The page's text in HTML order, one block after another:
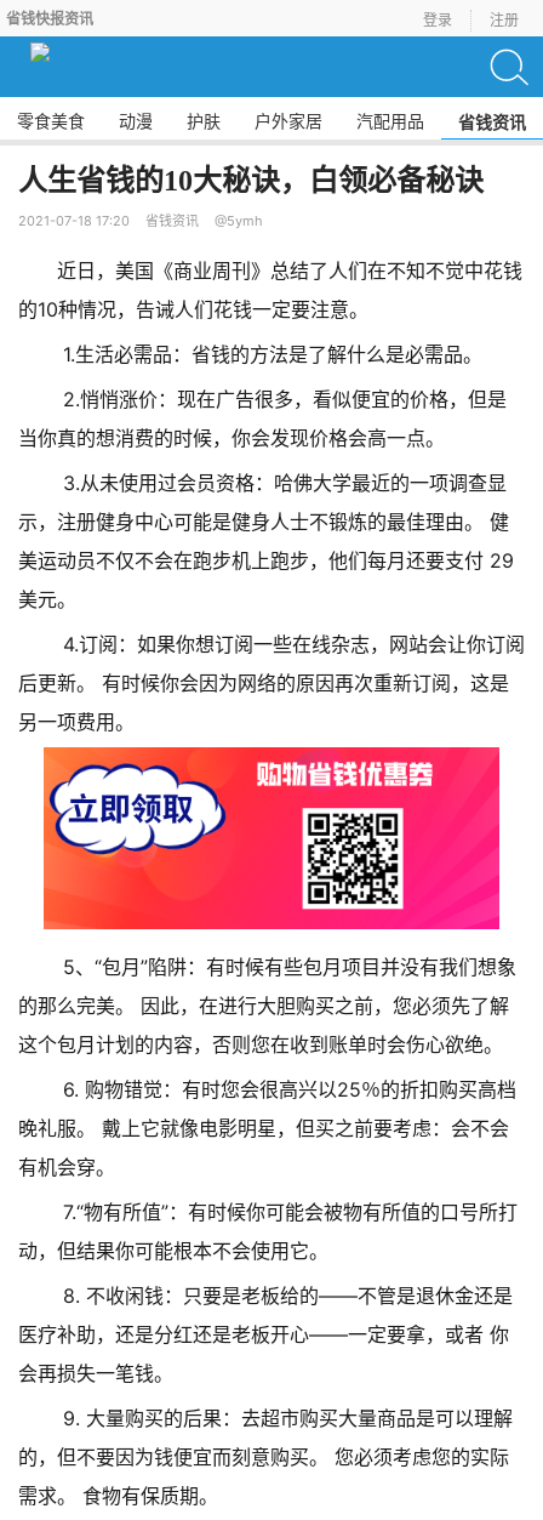
省钱快报资讯 登录 注册
零食美食 动漫 护肤 户外家居 汽配用品 省钱资讯
人生省钱的10大秘诀，白领必备秘诀
2021-07-18 17:20 省钱资讯 @5ymh
近日，美国《商业周刊》总结了人们在不知不觉中花钱
的10种情况，告诫人们花钱一定要注意。
1.生活必需品：省钱的方法是了解什么是必需品。
2.悄悄涨价：现在广告很多，看似便宜的价格，但是
当你真的想消费的时候，你会发现价格会高一点。
3.从未使用过会员资格：哈佛大学最近的一项调查显
示，注册健身中心可能是健身人士不锻炼的最佳理由。 健
美运动员不仅不会在跑步机上跑步，他们每月还要支付 29
美元。
4.订阅：如果你想订阅一些在线杂志，网站会让你订阅
后更新。 有时候你会因为网络的原因再次重新订阅，这是
另一项费用。
5、“包月”陷阱：有时候有些包月项目并没有我们想象
的那么完美。 因此，在进行大胆购买之前，您必须先了解
这个包月计划的内容，否则您在收到账单时会伤心欲绝。
6. 购物错觉：有时您会很高兴以25％的折扣购买高档
晚礼服。 戴上它就像电影明星，但买之前要考虑：会不会
有机会穿。
7.“物有所值”：有时候你可能会被物有所值的口号所打
动，但结果你可能根本不会使用它。
8. 不收闲钱：只要是老板给的——不管是退休金还是
医疗补助，还是分红还是老板开心——一定要拿，或者 你
会再损失一笔钱。
9. 大量购买的后果：去超市购买大量商品是可以理解
的，但不要因为钱便宜而刻意购买。 您必须考虑您的实际
需求。 食物有保质期。